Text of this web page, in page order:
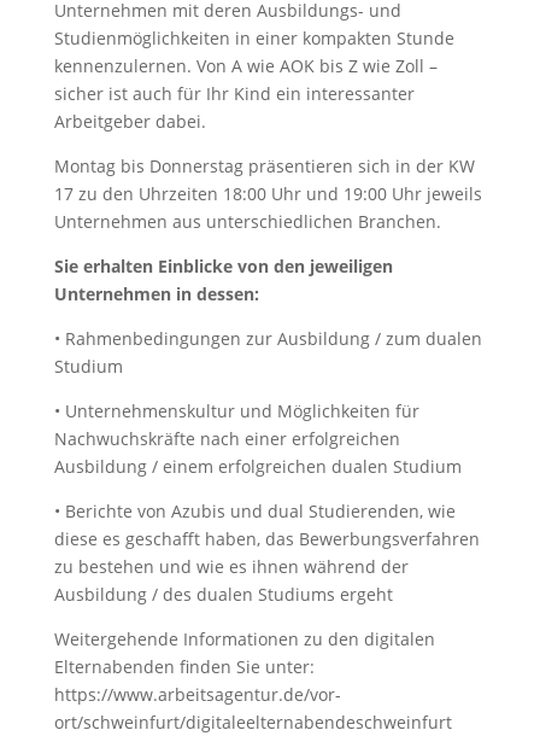
Unternehmen mit deren Ausbildungs- und
Studienmöglichkeiten in einer kompakten Stunde
kennenzulernen. Von A wie AOK bis Z wie Zoll –
sicher ist auch für Ihr Kind ein interessanter
Arbeitgeber dabei.
Montag bis Donnerstag präsentieren sich in der KW
17 zu den Uhrzeiten 18:00 Uhr und 19:00 Uhr jeweils
Unternehmen aus unterschiedlichen Branchen.
Sie erhalten Einblicke von den jeweiligen
Unternehmen in dessen:
• Rahmenbedingungen zur Ausbildung / zum dualen
Studium
• Unternehmenskultur und Möglichkeiten für
Nachwuchskräfte nach einer erfolgreichen
Ausbildung / einem erfolgreichen dualen Studium
• Berichte von Azubis und dual Studierenden, wie
diese es geschafft haben, das Bewerbungsverfahren
zu bestehen und wie es ihnen während der
Ausbildung / des dualen Studiums ergeht
Weitergehende Informationen zu den digitalen
Elternabenden finden Sie unter:
https://www.arbeitsagentur.de/vor-
ort/schweinfurt/digitaleelternabendeschweinfurt